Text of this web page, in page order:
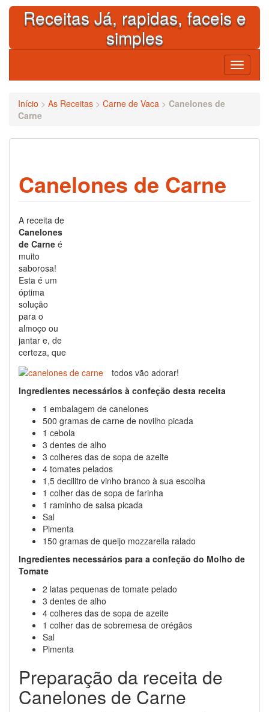
Skip
contentReceitas Já, rapidas, faceis e
simples
Toggle
Início > As Receitas > Carne de Vaca > Canelones de
Carne
Canelones de Carne
A receita de
Canelones
de Carne é
muito
saborosa!
Esta é um
óptima
solução
para o
almoço ou
jantar e, de
certeza, que
todos vão adorar!
Ingredientes necessários à confeção desta receita
1 embalagem de canelones
500 gramas de carne de novilho picada
1 cebola
3 dentes de alho
3 colheres das de sopa de azeite
4 tomates pelados
1,5 decilitro de vinho branco à sua escolha
1 colher das de sopa de farinha
1 raminho de salsa picada
Sal
Pimenta
150 gramas de queijo mozzarella ralado
Ingredientes necessários para a confeção do Molho de
Tomate
2 latas pequenas de tomate pelado
3 dentes de alho
4 colheres das de sopa de azeite
1 colher das de sobremesa de orégãos
Sal
Pimenta
Preparação da receita de
Canelones de Carne